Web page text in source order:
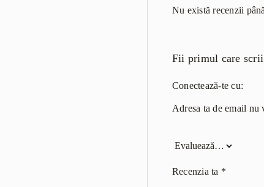
Nu există recenzii
Fii primul care scrii
Conectează-te cu:
Adresa ta de email nu
Recenzia ta *